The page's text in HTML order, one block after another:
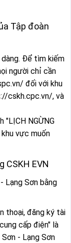
Tập đoàn
Để tìm kiếm
người chỉ cần
đối với khu
cskh.cpc.vn/, và
"LỊCH NGỪNG
vực muốn
CSKH EVN
Lạng Sơn bằng
thoại, đăng ký tài
cấp điện" là
- Lạng Sơn